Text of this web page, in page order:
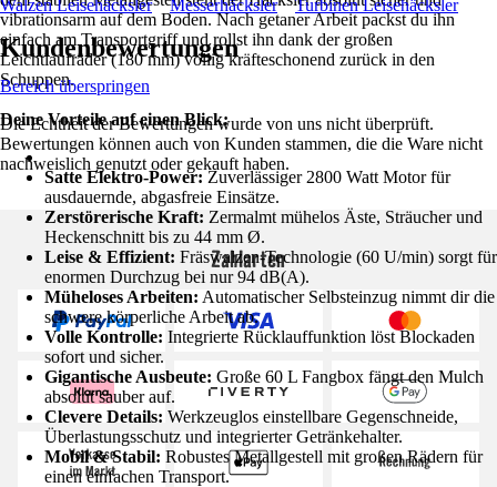
vibrationsarm auf dem Boden. Nach getaner Arbeit packst du ihn
einfach am Transportgriff und rollst ihn dank der großen
Leichtlaufräder (180 mm) völlig kräfteschonend zurück in den
Schuppen.
Deine Vorteile auf einen Blick:
Satte Elektro-Power: Zuverlässiger 2800 Watt Motor für
ausdauernde, abgasfreie Einsätze.
Zerstörerische Kraft: Zermalmt mühelos Äste, Sträucher und
Heckenschnitt bis zu 44 mm Ø.
Leise & Effizient: Fräswalzen-Technologie (60 U/min) sorgt für
enormen Durchzug bei nur 94 dB(A).
Müheloses Arbeiten: Automatischer Selbsteinzug nimmt dir die
schwere körperliche Arbeit ab.
Volle Kontrolle: Integrierte Rücklauffunktion löst Blockaden
sofort und sicher.
Gigantische Ausbeute: Große 60 L Fangbox fängt den Mulch
absolut sauber auf.
Clevere Details: Werkzeuglos einstellbare Gegenschneide,
Überlastungsschutz und integrierter Getränkehalter.
Mobil & Stabil: Robustes Metallgestell mit großen Rädern für
einen einfachen Transport.
Walzen Leisehäcksler
Messerhäcksler Turbinen Leisehäcksler
Kundenbewertungen
Bereich überspringen
Die Echtheit der Bewertungen wurde von uns nicht überprüft.
Bewertungen können auch von Kunden stammen, die die Ware nicht
nachweislich genutzt oder gekauft haben.
Zahlarten